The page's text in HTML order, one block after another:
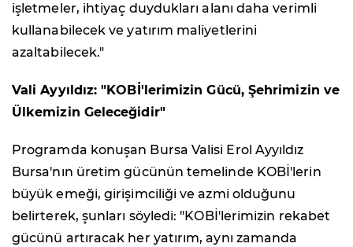
işletmeler, ihtiyaç duydukları alanı daha verimli
kullanabilecek ve yatırım maliyetlerini
azaltabilecek."
Vali Ayyıldız: "KOBİ'lerimizin Gücü, Şehrimizin ve
Ülkemizin Geleceğidir"
Programda konuşan Bursa Valisi Erol Ayyıldız
Bursa'nın üretim gücünün temelinde KOBİ'lerin
büyük emeği, girişimciliği ve azmi olduğunu
belirterek, şunları söyledi: "KOBİ'lerimizin rekabet
gücünü artıracak her yatırım, aynı zamanda